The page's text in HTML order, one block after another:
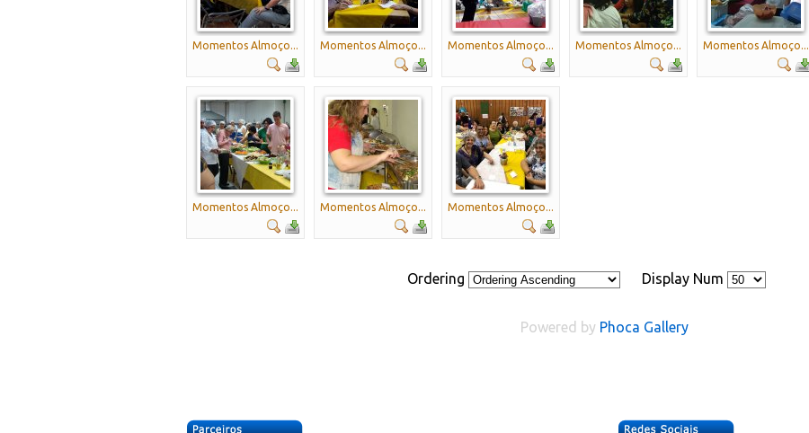
Momentos Almoço... Momentos Almoço... Momentos Almoço... Momentos Almoço... Momentos Almoço...
Momentos Almoço... Momentos Almoço... Momentos Almoço...
Ordering Display Num
Powered by Phoca Gallery